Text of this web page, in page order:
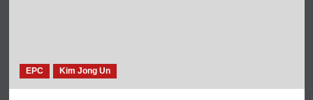
EPC Kim Jong Un